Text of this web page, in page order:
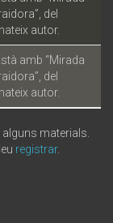
del
autor.
amb “Mirada
del
autor.
materials.
registrar.